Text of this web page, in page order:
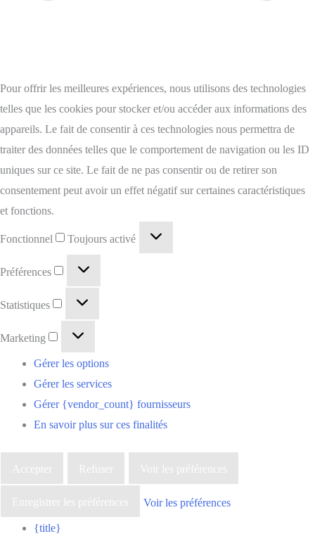
Pour offrir les meilleures expériences, nous utilisons des technologies
telles que les cookies pour stocker et/ou accéder aux informations des
appareils. Le fait de consentir à ces technologies nous permettra de
traiter des données telles que le comportement de navigation ou les ID
uniques sur ce site. Le fait de ne pas consentir ou de retirer son
consentement peut avoir un effet négatif sur certaines caractéristiques
et fonctions.
Fonctionnel Toujours activé
Préférences
Statistiques
Marketing
Gérer les options
Gérer les services
Gérer {vendor_count} fournisseurs
En savoir plus sur ces finalités
Accepter Refuser Voir les préférences
Enregistrer les préférences Voir les préférences
{title}